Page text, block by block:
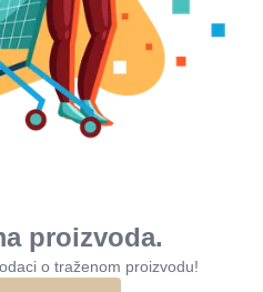
proizvoda.
o traženom proizvodu!